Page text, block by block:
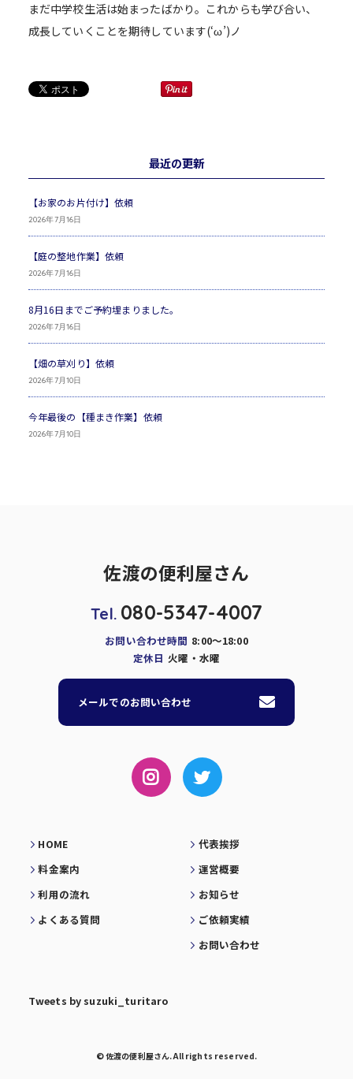
まだ中学校生活は始まったばかり。これからも学び合い、
成長していくことを期待しています(‘ω’)ノ
最近の更新
【お家のお片付け】依頼
2026年7月16日
【庭の整地作業】依頼
2026年7月16日
8月16日までご予約埋まりました。
2026年7月16日
【畑の草刈り】依頼
2026年7月10日
今年最後の【種まき作業】依頼
2026年7月10日
佐渡の便利屋さん
Tel. 080-5347-4007
お問い合わせ時間 8:00～18:00
定休日 火曜・水曜
メールでのお問い合わせ
HOME
料金案内
利用の流れ
よくある質問
代表挨拶
運営概要
お知らせ
ご依頼実績
お問い合わせ
Tweets by suzuki_turitaro
© 佐渡の便利屋さん. All rights reserved.